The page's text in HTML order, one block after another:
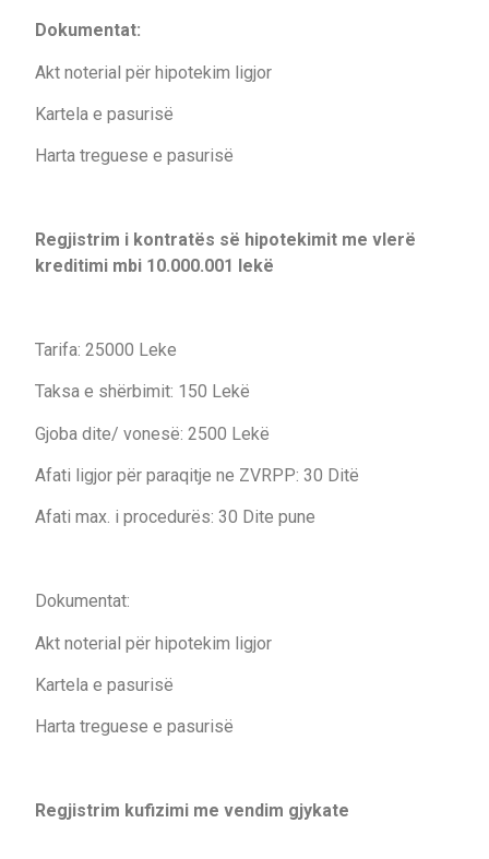
Dokumentat:
Akt noterial për hipotekim ligjor
Kartela e pasurisë
Harta treguese e pasurisë
Regjistrim i kontratës së hipotekimit me vlerë
kreditimi mbi 10.000.001 lekë
Tarifa: 25000 Leke
Taksa e shërbimit: 150 Lekë
Gjoba dite/ vonesë: 2500 Lekë
Afati ligjor për paraqitje ne ZVRPP: 30 Ditë
Afati max. i procedurës: 30 Dite pune
Dokumentat:
Akt noterial për hipotekim ligjor
Kartela e pasurisë
Harta treguese e pasurisë
Regjistrim kufizimi me vendim gjykate